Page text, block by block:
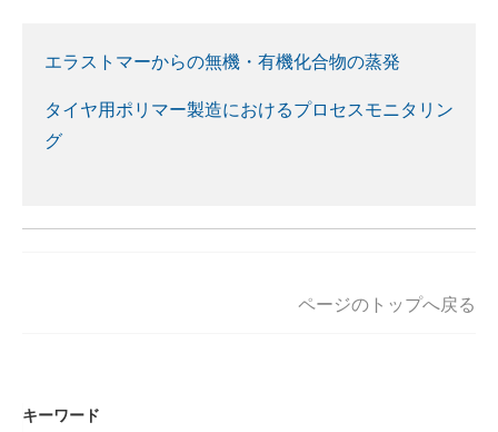
エラストマーからの無機・有機化合物の蒸発
タイヤ用ポリマー製造におけるプロセスモニタリン
グ
ページのトップへ戻る
キーワード